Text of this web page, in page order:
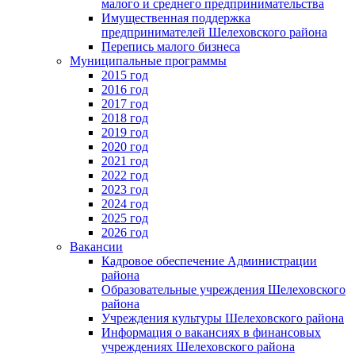
малого и среднего предпринимательства
Имущественная поддержка
предпринимателей Шелеховского района
Перепись малого бизнеса
Муниципальные программы
2015 год
2016 год
2017 год
2018 год
2019 год
2020 год
2021 год
2022 год
2023 год
2024 год
2025 год
2026 год
Вакансии
Кадровое обеспечение Администрации
района
Образовательные учреждения Шелеховского
района
Учреждения культуры Шелеховского района
Информация о вакансиях в финансовых
учреждениях Шелеховского района